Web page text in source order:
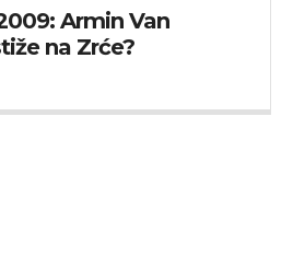
Armin Van
na Zrće?